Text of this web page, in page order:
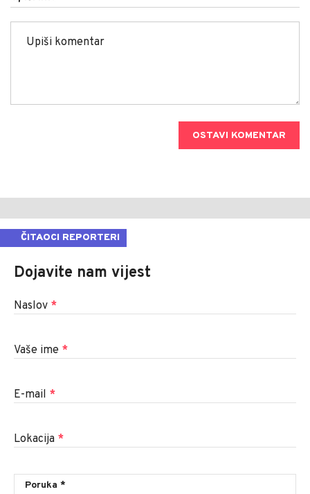
OSTAVI KOMENTAR
ČITAOCI REPORTERI
Dojavite nam vijest
Naslov *
Vaše ime *
E-mail *
Lokacija *